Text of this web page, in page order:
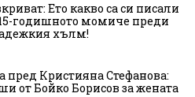
Ето какво са си писали
годишното момиче преди
хълм!
пред Кристияна Стефанова:
от Бойко Борисов за жената